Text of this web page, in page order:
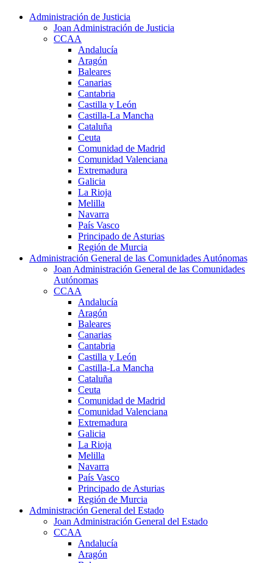
Administración de Justicia
Joan Administración de Justicia
CCAA
Andalucía
Aragón
Baleares
Canarias
Cantabria
Castilla y León
Castilla-La Mancha
Cataluña
Ceuta
Comunidad de Madrid
Comunidad Valenciana
Extremadura
Galicia
La Rioja
Melilla
Navarra
País Vasco
Principado de Asturias
Región de Murcia
Administración General de las Comunidades Autónomas
Joan Administración General de las Comunidades
Autónomas
CCAA
Andalucía
Aragón
Baleares
Canarias
Cantabria
Castilla y León
Castilla-La Mancha
Cataluña
Ceuta
Comunidad de Madrid
Comunidad Valenciana
Extremadura
Galicia
La Rioja
Melilla
Navarra
País Vasco
Principado de Asturias
Región de Murcia
Administración General del Estado
Joan Administración General del Estado
CCAA
Andalucía
Aragón